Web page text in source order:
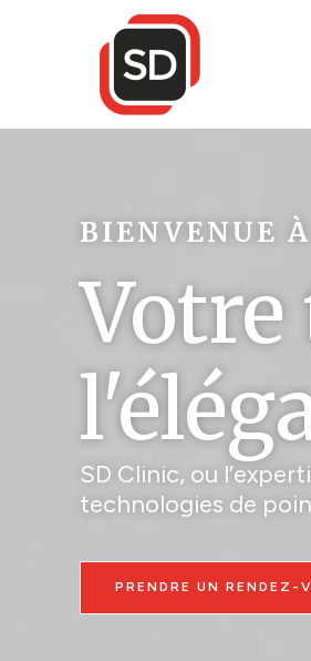
BIENVENUE
SD Clinic, ou
technologies de
PRENDRE UN RENDEZ-